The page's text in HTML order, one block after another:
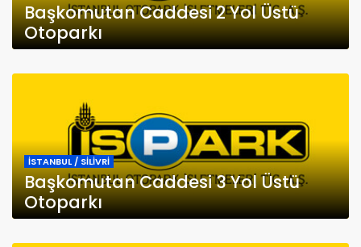
Başkomutan Caddesi 2 Yol Üstü
Otoparkı
İSTANBUL / SİLİVRİ
Başkomutan Caddesi 3 Yol Üstü
Otoparkı